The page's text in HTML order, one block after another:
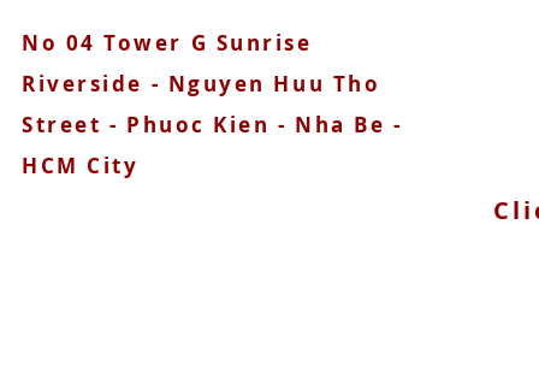
No 04 Tower G Sunrise
Riverside - Nguyen Huu Tho
Street - Phuoc Kien - Nha Be -
HCM City